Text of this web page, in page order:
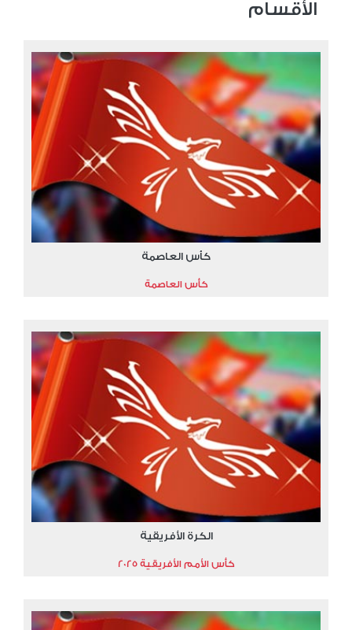
الأقسام
كأس العاصمة
كأس العاصمة
الكرة الأفريقية
كأس الأمم الأفريقية 2025